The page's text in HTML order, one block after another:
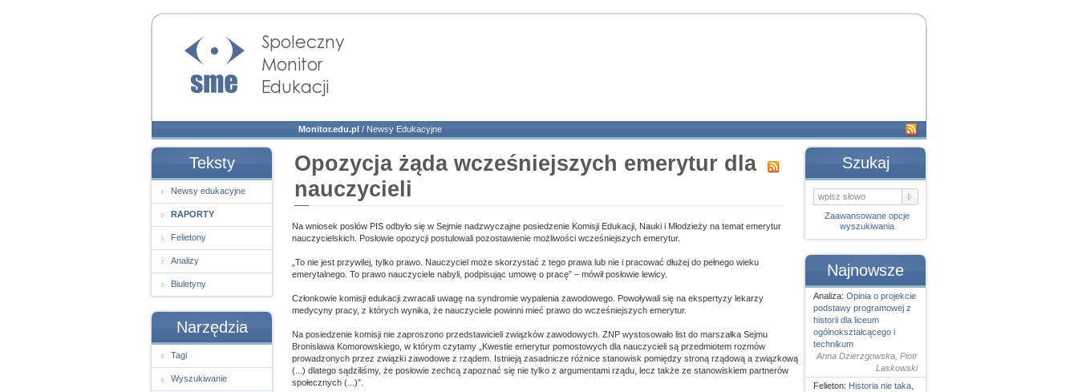
Społeczny Monitor
Edukacji
Monitor.edu.pl / Newsy Edukacyjne
Teksty
Newsy edukacyjne
RAPORTY
Felietony
Analizy
Biuletyny
Narzędzia
Tagi
Wyszukiwanie
Opozycja żąda wcześniejszych emerytur dla
nauczycieli
Na wniosek posłów PIS odbyło się w Sejmie nadzwyczajne posiedzenie Komisji Edukacji, Nauki i Młodzieży na temat emerytur
nauczycielskich. Posłowie opozycji postulowali pozostawienie możliwości wcześniejszych emerytur.
„To nie jest przywilej, tylko prawo. Nauczyciel może skorzystać z tego prawa lub nie i pracować dłużej do pełnego wieku
emerytalnego. To prawo nauczyciele nabyli, podpisując umowę o pracę” – mówił posłowie lewicy.
Członkowie komisji edukacji zwracali uwagę na syndromie wypalenia zawodowego. Powoływali się na ekspertyzy lekarzy
medycyny pracy, z których wynika, że nauczyciele powinni mieć prawo do wcześniejszych emerytur.
Na posiedzenie komisji nie zaproszono przedstawicieli związków zawodowych. ZNP wystosowało list do marszałka Sejmu
Bronisława Komorowskiego, w którym czytamy „Kwestie emerytur pomostowych dla nauczycieli są przedmiotem rozmów
prowadzonych przez związki zawodowe z rządem. Istnieją zasadnicze różnice stanowisk pomiędzy stroną rządową a związkową
(...) dlatego sądziliśmy, że posłowie zechcą zapoznać się nie tylko z argumentami rządu, lecz także ze stanowiskiem partnerów
społecznych (...)”.
Szukaj
Zaawansowane opcje
wyszukiwania
Najnowsze
Analiza: Opinia o projekcie
podstawy programowej z
historii dla liceum
ogólnokształcącego i
technikum
Anna Dzierzgowska, Piotr
Laskowski
Felieton: Historia nie taka,